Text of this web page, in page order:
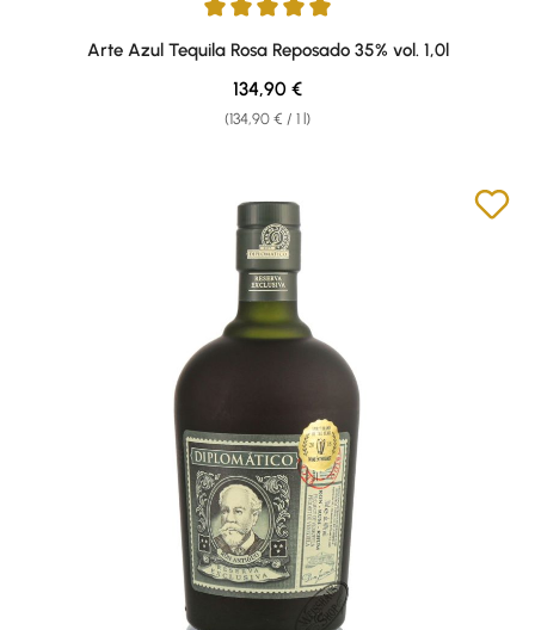
Average rating of 5 out of 5 stars
Arte Azul Tequila Rosa Reposado 35% vol. 1,0l
(134,90 € / 1 l)
Regular price:
134,90 €